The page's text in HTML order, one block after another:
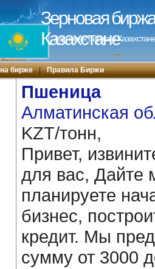
Зерновая
Казахстане
Зерновая биржа в
---
бирже | Правила Биржи
Пшеница
Алматинская
KZT/тонн,
Привет,
для вас, Дайте
планируете
бизнес,
кредит. Мы
сумму от 3000